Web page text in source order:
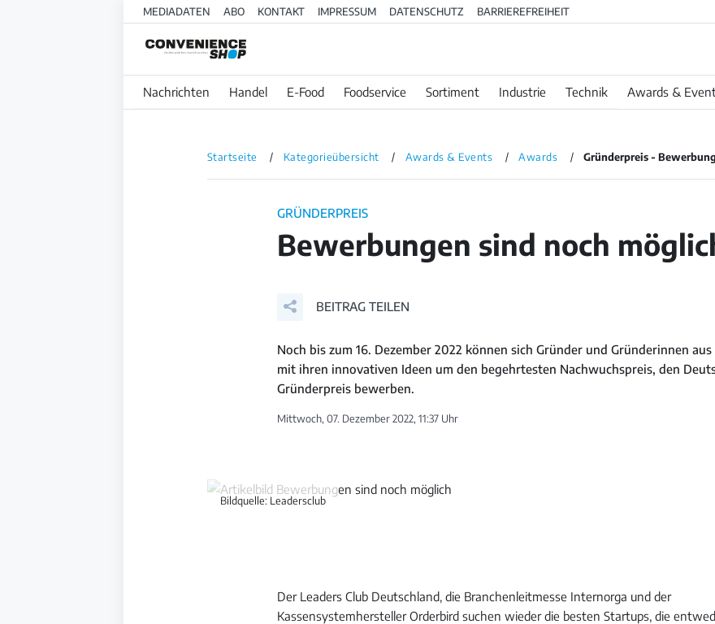
MEDIADATEN ABO KONTAKT IMPRESSUM DATENSCHUTZ BARRIEREFREIHEIT
Nachrichten Handel E-Food Foodservice Sortiment Industrie Technik Awards &
Startseite Kategorieübersicht Awards & Events Awards Gründerpreis -
GRÜNDERPREIS
Bewerbungen sind noch
BEITRAG TEILEN
Noch bis zum 16. Dezember 2022 können sich Gründer und Gründerinnen
mit ihren innovativen Ideen um den begehrtesten Nachwuchspreis, den
Gründerpreis bewerben.
Mittwoch, 07. Dezember 2022, 11:37 Uhr
Bildquelle: Leadersclub
Der Leaders Club Deutschland, die Branchenleitmesse Internorga und der
Kassensystemhersteller Orderbird suchen wieder die besten Startups, die